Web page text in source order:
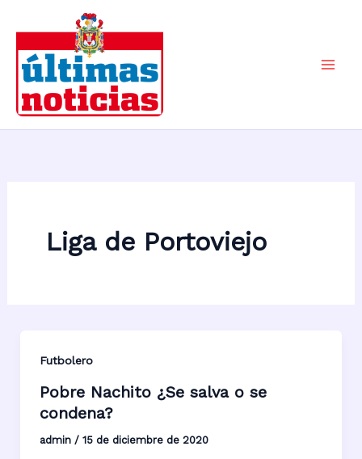
contenido
Liga de Portoviejo
Futbolero
Pobre Nachito ¿Se salva o se
condena?
admin / 15 de diciembre de 2020